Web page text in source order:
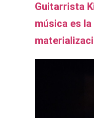
Guitarrista
música es